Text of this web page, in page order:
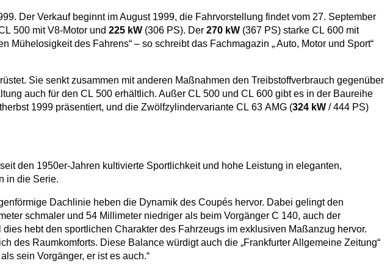
Der Verkauf beginnt im August 1999, die Fahrvorstellung findet vom 27. September
500 mit V8-Motor und 225 kW (306 PS). Der 270 kW (367 PS) starke CL 600 mit
des Fahrens“ – so schreibt das Fachmagazin „ Auto, Motor und Sport“
Sie senkt zusammen mit anderen Maßnahmen den Treibstoffverbrauch gegenüber
auch für den CL 500 erhältlich. Außer CL 500 und CL 600 gibt es in der Baureihe
1999 präsentiert, und die Zwölfzylindervariante CL 63 AMG (324 kW / 444 PS)
den 1950er-Jahren kultivierte Sportlichkeit und hohe Leistung in eleganten,
in die Serie.
Dachlinie heben die Dynamik des Coupés hervor. Dabei gelingt den
schmaler und 54 Millimeter niedriger als beim Vorgänger C 140, auch der
hebt den sportlichen Charakter des Fahrzeugs im exklusiven Maßanzug hervor.
des Raumkomforts. Diese Balance würdigt auch die „Frankfurter Allgemeine Zeitung“
sein Vorgänger, er ist es auch.“